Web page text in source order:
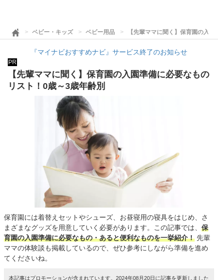
ベビー・キッズ ベビー用品 【先輩ママに聞く】保育園の入
『マイナビおすすめナビ』サービス終了のお知らせ
PR
【先輩ママに聞く】保育園の入園準備に必要なもの
リスト！0歳～3歳年齢別
保育園には着替えセットやシューズ、お昼寝用の寝具をはじめ、さ
まざまなグッズを用意していく必要があります。この記事では、 保
育園の入園準備に必要なもの・あると便利なものを一挙紹介！ 先輩
ママの体験談も掲載しているので、ぜひ参考にしながら準備を進め
てくださいね。
本記事はプロモーションが含まれています。2024年08月20日に記事を更新しました